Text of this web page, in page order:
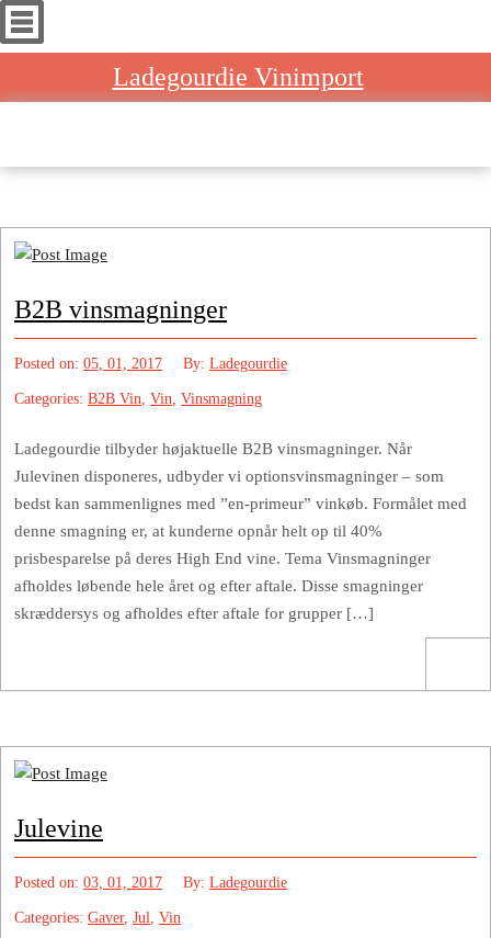
Ladegourdie Vinimport
B2B vinsmagninger
Posted on: 05, 01, 2017 By: Ladegourdie
Categories: B2B Vin, Vin, Vinsmagning
Ladegourdie tilbyder højaktuelle B2B vinsmagninger. Når
Julevinen disponeres, udbyder vi optionsvinsmagninger – som
bedst kan sammenlignes med ”en-primeur” vinkøb. Formålet med
denne smagning er, at kunderne opnår helt op til 40%
prisbesparelse på deres High End vine. Tema Vinsmagninger
afholdes løbende hele året og efter aftale. Disse smagninger
skræddersys og afholdes efter aftale for grupper […]
Julevine
Posted on: 03, 01, 2017 By: Ladegourdie
Categories: Gaver, Jul, Vin